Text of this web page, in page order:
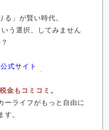
る」が賢い時代。
う選択、してみません
式サイト
金もコミコミ。
ーライフがもっと自由に
す。